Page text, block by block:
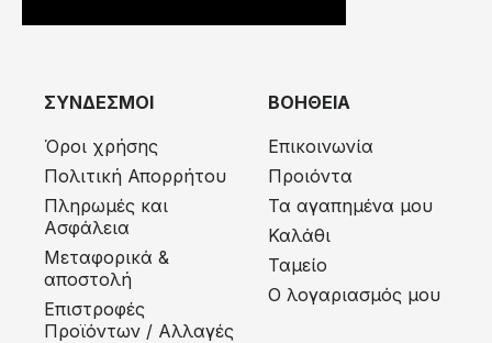
ΣΥΝΔΕΣΜΟΙ
Όροι χρήσης
Πολιτική Απορρήτου
Πληρωμές και
Ασφάλεια
Μεταφορικά &
αποστολή
Eπιστροφές
Προϊόντων / Αλλαγές
ΒΟΗΘΕΙΑ
Επικοινωνία
Προιόντα
Τα αγαπημένα μου
Καλάθι
Ταμείο
Ο λογαριασμός μου